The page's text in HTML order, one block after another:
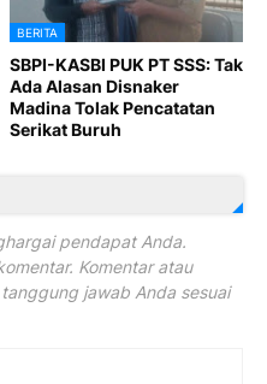
BERITA
SBPI-KASBI PUK PT SSS: Tak
Ada Alasan Disnaker
Madina Tolak Pencatatan
Serikat Buruh
pendapat Anda.
Komentar atau
jawab Anda sesuai